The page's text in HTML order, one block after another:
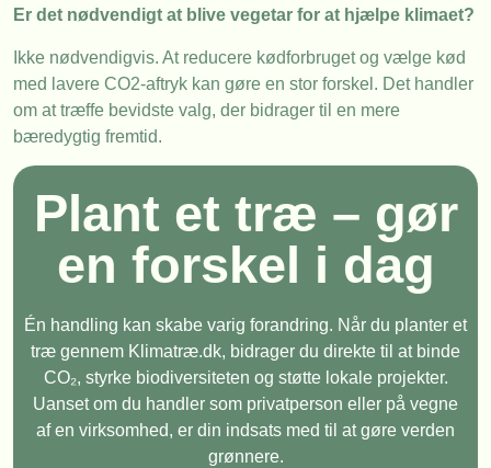
Er det nødvendigt at blive vegetar for at hjælpe klimaet?
Ikke nødvendigvis. At reducere kødforbruget og vælge kød
med lavere CO2-aftryk kan gøre en stor forskel. Det handler
om at træffe bevidste valg, der bidrager til en mere
bæredygtig fremtid.
Plant et træ – gør
en forskel i dag
Én handling kan skabe varig forandring. Når du planter et
træ gennem Klimatræ.dk, bidrager du direkte til at binde
CO₂, styrke biodiversiteten og støtte lokale projekter.
Uanset om du handler som privatperson eller på vegne
af en virksomhed, er din indsats med til at gøre verden
grønnere.